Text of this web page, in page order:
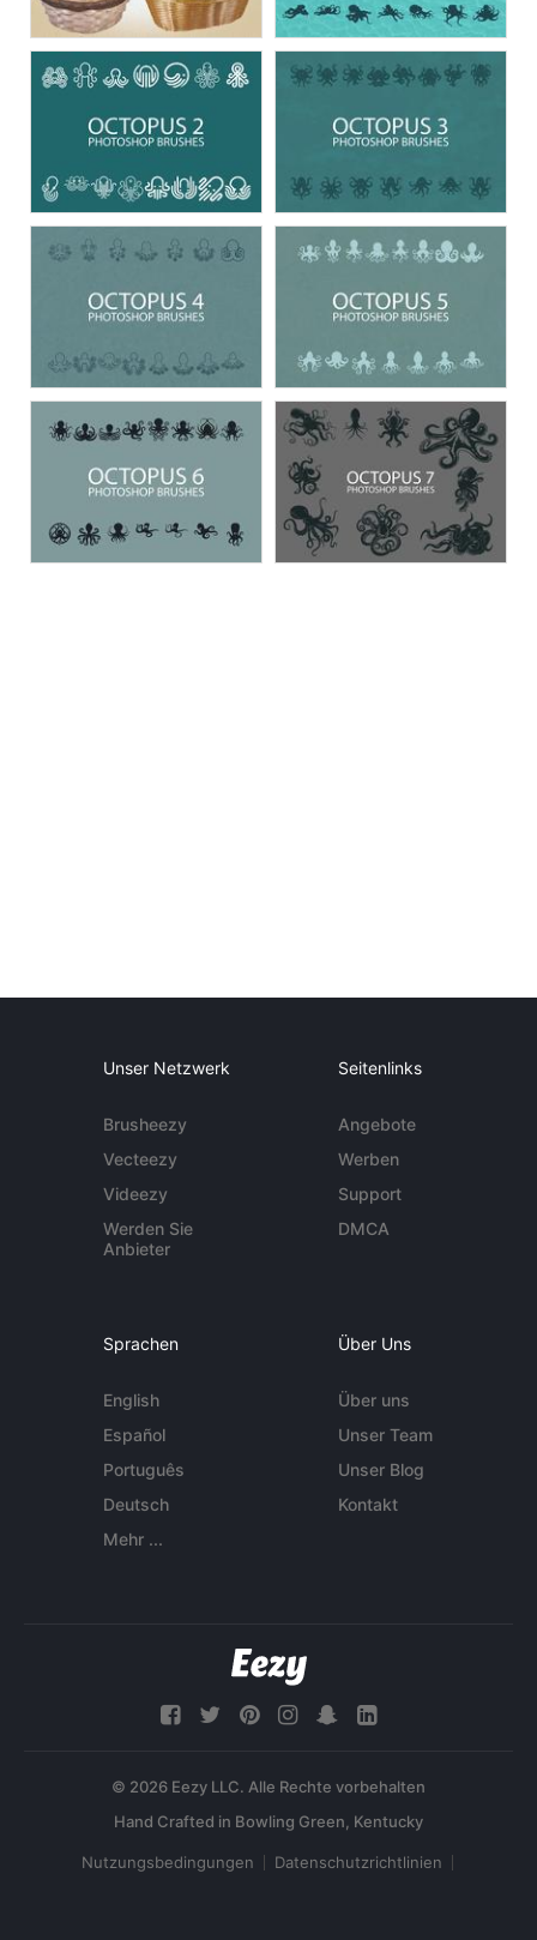
Unser Netzwerk
Brusheezy
Vecteezy
Videezy
Werden Sie
Anbieter
Seitenlinks
Angebote
Werben
Support
DMCA
Sprachen
English
Español
Português
Deutsch
Mehr ...
Über Uns
Über uns
Unser Team
Unser Blog
Kontakt
© 2026 Eezy LLC. Alle Rechte vorbehalten
Nutzungsbedingungen Datenschutzrichtlinien